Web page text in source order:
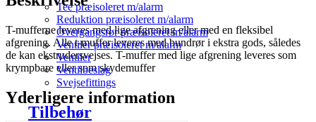
Tee præisoleret m/alarm
Reduktion præisoleret m/alarm
Overgangsrør præisoleret m/alarm
Ventiler præisoleret m/alarm
Ventiler
Ventilbeslag
Svejsefittings
Tilbehør
T-mufferne leveres med lige afgrening eller med en fleksibel
afgrening. Alle t-muffer leveres med bundrør i ekstra gods, således
de kan ekstrudersvejses. T-muffer med lige afgrening leveres som
krympbare eller som skydemuffer
Yderligere information